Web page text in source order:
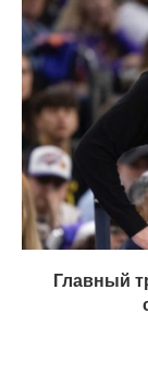
Главный